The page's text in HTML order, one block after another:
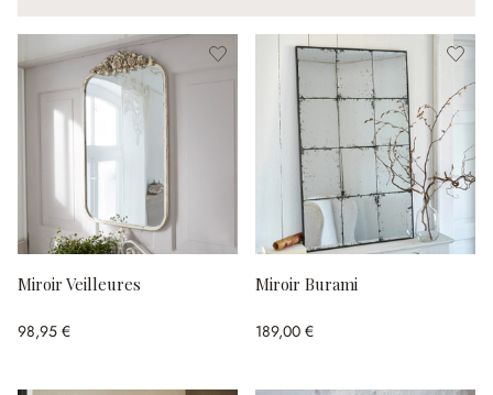
Miroir Veilleures
98,95 €
Miroir Burami
189,00 €